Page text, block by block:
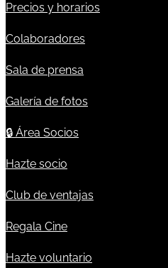
Precios y horarios
Colaboradores
Sala de prensa
Galería de fotos
🔒 Área Socios
Hazte socio
Club de ventajas
Regala Cine
Hazte voluntario